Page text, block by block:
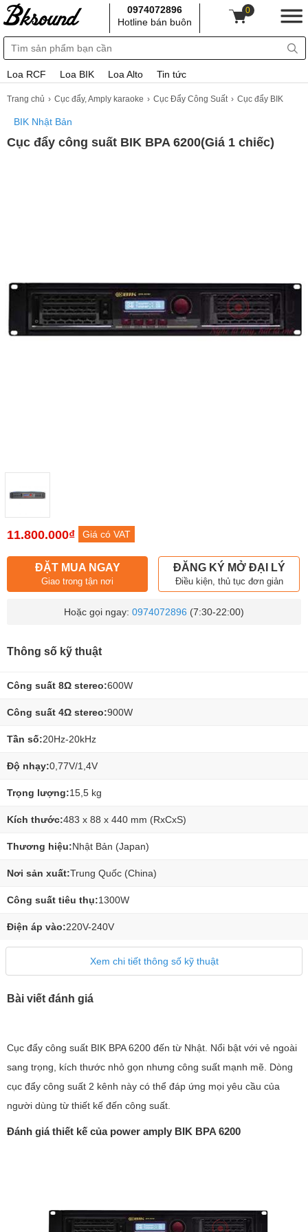
0974072896
Hotline bán buôn
0
Loa RCF Loa BIK Loa Alto Tin tức
Trang chủ Cục đẩy, Amply karaoke Cục Đẩy Công Suất Cục đẩy BIK
BIK Nhật Bản
Cục đẩy công suất BIK BPA 6200(Giá 1 chiếc)
11.800.000₫ Giá có VAT
ĐẶT MUA NGAY
Giao trong tận nơi
ĐĂNG KÝ MỞ ĐẠI LÝ
Điều kiện, thủ tục đơn giản
Hoặc gọi ngay: 0974072896 (7:30-22:00)
Thông số kỹ thuật
Công suất 8Ω stereo:600W
Công suất 4Ω stereo:900W
Tần số:20Hz-20kHz
Độ nhạy:0,77V/1,4V
Trọng lượng:15,5 kg
Kích thước:483 x 88 x 440 mm (RxCxS)
Thương hiệu:Nhật Bản (Japan)
Nơi sản xuất:Trung Quốc (China)
Công suất tiêu thụ:1300W
Điện áp vào:220V-240V
Xem chi tiết thông số kỹ thuật
Bài viết đánh giá
Cục đẩy công suất BIK BPA 6200 đến từ Nhật. Nổi bật với vẻ ngoài
sang trọng, kích thước nhỏ gọn nhưng công suất mạnh mẽ. Dòng
cục đẩy công suất 2 kênh này có thể đáp ứng mọi yêu cầu của
người dùng từ thiết kế đến công suất.
Đánh giá thiết kế của power amply BIK BPA 6200